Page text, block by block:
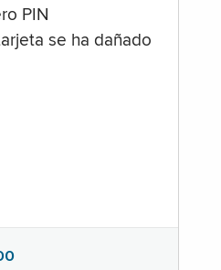
PIN
se ha dañado